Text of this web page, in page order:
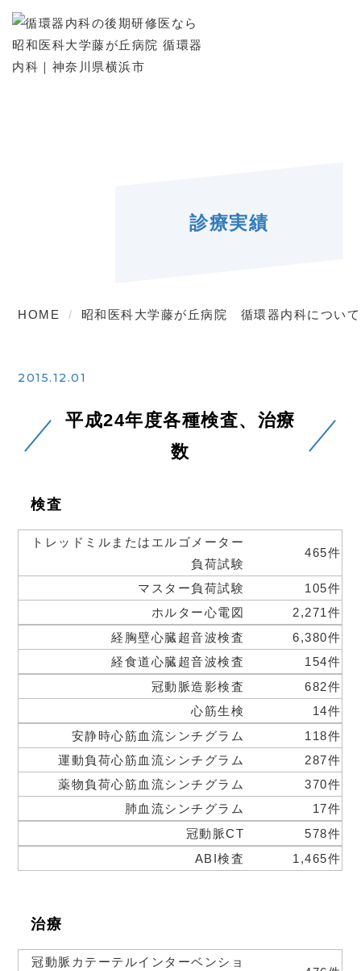
診療実績
HOME 昭和医科大学藤が丘病院 循環器内科について
2015.12.01
平成24年度各種検査、治療
数
検査
トレッドミルまたはエルゴメーター
負荷試験
465件
マスター負荷試験
105件
ホルター心電図
2,271件
経胸壁心臓超音波検査
6,380件
経食道心臓超音波検査
154件
冠動脈造影検査
682件
心筋生検
14件
安静時心筋血流シンチグラム
118件
運動負荷心筋血流シンチグラム
287件
薬物負荷心筋血流シンチグラム
370件
肺血流シンチグラム
17件
冠動脈CT
578件
ABI検査
1,465件
治療
冠動脈カテーテルインターベンショ